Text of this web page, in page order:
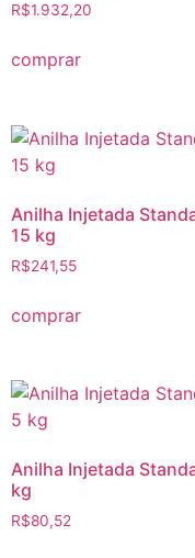
R$1.932,20
comprar
Anilha Injetada
15 kg
R$241,55
comprar
Anilha Injetada
kg
R$80,52